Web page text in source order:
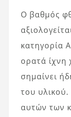
Ο βαθμός
κατηγορία
ορατά ίχνη
σημαίνει
του
αυτών των